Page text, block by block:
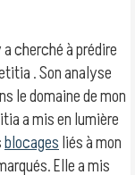
cherché à prédire
. Son analyse
le domaine de mon
a mis en lumière
blocagesliés à mon
Elle a mis